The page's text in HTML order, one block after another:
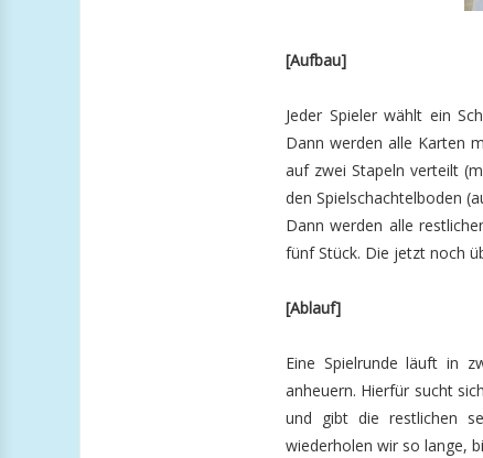
[Aufbau]
Jeder Spieler wählt ein
Dann werden alle Karten
auf zwei Stapeln verteilt
den Spielschachtelboden
Dann werden alle
fünf Stück. Die jetzt noch
[Ablauf]
Eine Spielrunde läuft in
anheuern. Hierfür sucht
und gibt die restlichen
wiederholen wir so lange,